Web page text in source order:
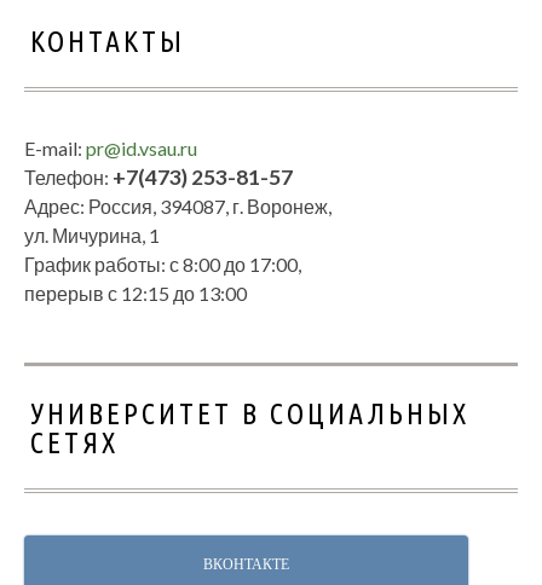
КОНТАКТЫ
E-mail: pr@id.vsau.ru
Телефон: +7(473) 253-81-57
Адрес: Россия, 394087, г. Воронеж,
ул. Мичурина, 1
График работы: с 8:00 до 17:00,
перерыв с 12:15 до 13:00
УНИВЕРСИТЕТ В СОЦИАЛЬНЫХ
СЕТЯХ
ВКОНТАКТЕ